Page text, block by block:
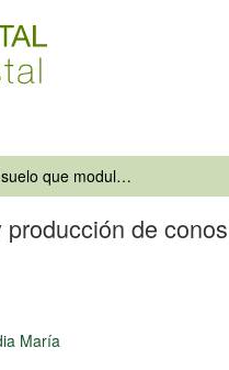
Factores de suelo que modulan el crecimiento y producción de conos en plantaciones jóvenes de Pinus pinea L.
de
María